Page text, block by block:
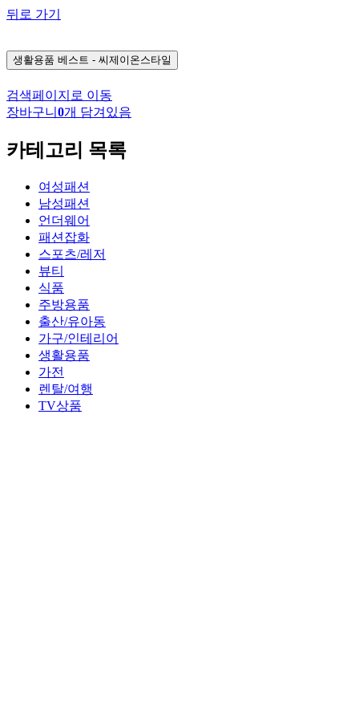
뒤로 가기
생활용품 베스트 - 씨제이온스타일
검색페이지로 이동
장바구니 0개 담겨있음
카테고리 목록
여성패션
남성패션
언더웨어
패션잡화
스포츠/레저
뷰티
식품
주방용품
출산/유아동
가구/인테리어
생활용품
가전
렌탈/여행
TV상품